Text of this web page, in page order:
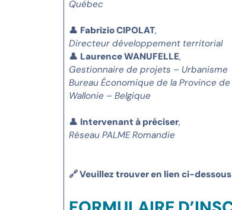
Québec
👤 Fabrizio CIPOLAT,
Directeur développement territorial
👤 Laurence WANUFELLE,
Gestionnaire de projets – Urbanisme
Bureau Économique de la Province
Wallonie – Belgique
👤 Intervenant à préciser,
Réseau PALME Romandie
🔗 Veuillez trouver en lien ci-